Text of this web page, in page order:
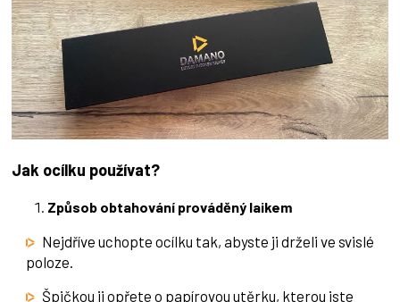
Jak ocílku používat?
Způsob obtahování prováděný laikem
Nejdříve uchopte ocílku tak, abyste ji drželi ve svislé
poloze.
Špičkou ji opřete o papírovou utěrku, kterou jste